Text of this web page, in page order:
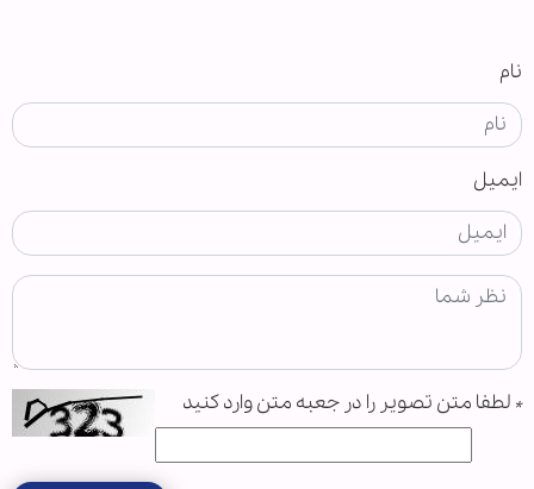
نام
ایمیل
* لطفا متن تصویر را در جعبه متن وارد کنید